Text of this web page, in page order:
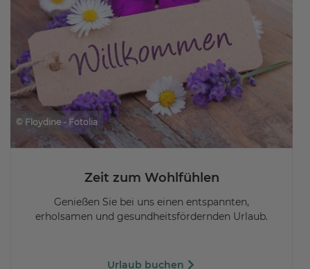
© Floydine - Fotolia
Zeit zum Wohlfühlen
Genießen Sie bei uns einen entspannten,
erholsamen und gesundheitsfördernden Urlaub.
Urlaub buchen